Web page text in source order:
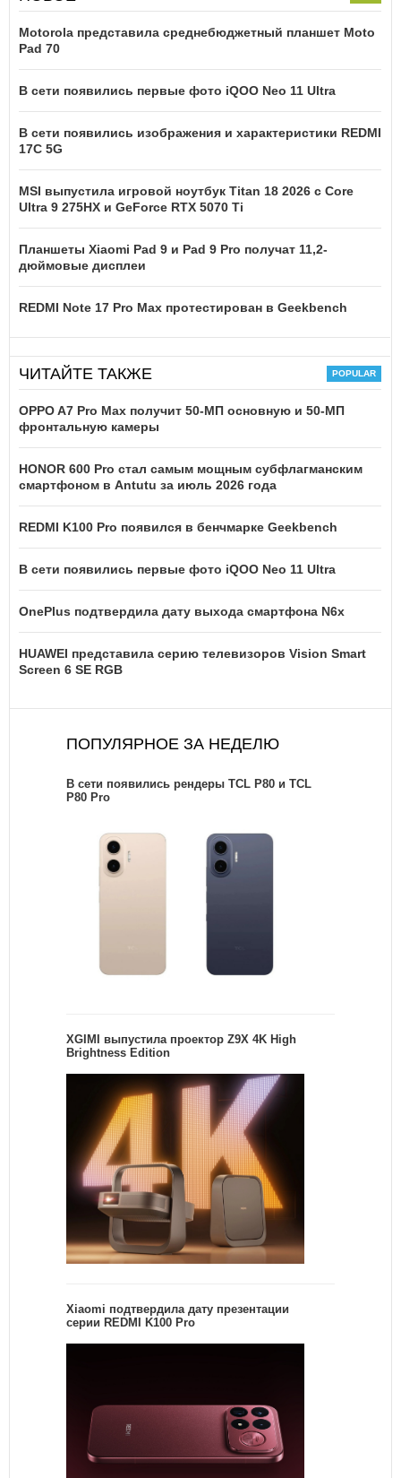
Motorola представила среднебюджетный планшет Moto
Pad 70
В сети появились первые фото iQOO Neo 11 Ultra
В сети появились изображения и характеристики REDMI
17C 5G
MSI выпустила игровой ноутбук Titan 18 2026 с Core
Ultra 9 275HX и GeForce RTX 5070 Ti
Планшеты Xiaomi Pad 9 и Pad 9 Pro получат 11,2-
дюймовые дисплеи
REDMI Note 17 Pro Max протестирован в Geekbench
ЧИТАЙТЕ ТАКЖЕ
OPPO A7 Pro Max получит 50-МП основную и 50-МП
фронтальную камеры
HONOR 600 Pro стал самым мощным субфлагманским
смартфоном в Antutu за июль 2026 года
REDMI K100 Pro появился в бенчмарке Geekbench
В сети появились первые фото iQOO Neo 11 Ultra
OnePlus подтвердила дату выхода смартфона N6x
HUAWEI представила серию телевизоров Vision Smart
Screen 6 SE RGB
ПОПУЛЯРНОЕ ЗА НЕДЕЛЮ
В сети появились рендеры TCL P80 и TCL
P80 Pro
XGIMI выпустила проектор Z9X 4K High
Brightness Edition
Xiaomi подтвердила дату презентации
серии REDMI K100 Pro